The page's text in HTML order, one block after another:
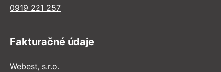
0919 221 257
Fakturačné údaje
Webest, s.r.o.